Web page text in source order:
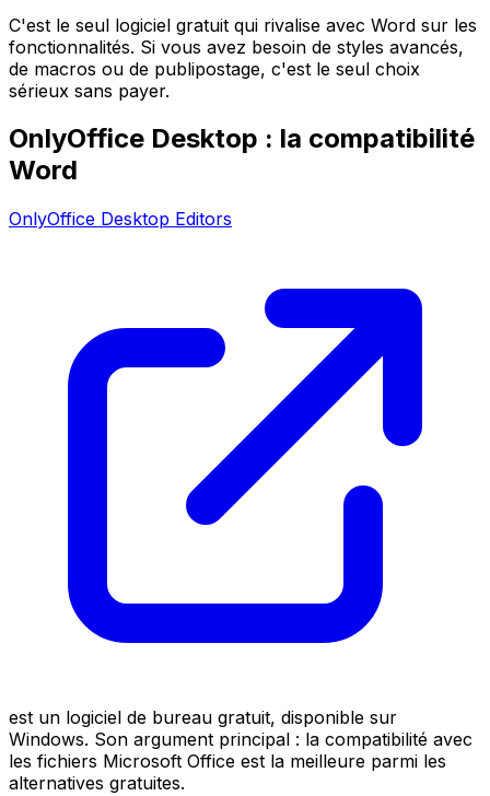
C'est le seul logiciel gratuit qui rivalise avec Word sur les
fonctionnalités. Si vous avez besoin de styles avancés,
de macros ou de publipostage, c'est le seul choix
sérieux sans payer.
OnlyOffice Desktop : la compatibilité
Word
OnlyOffice Desktop Editors
est un logiciel de bureau gratuit, disponible sur
Windows. Son argument principal : la compatibilité avec
les fichiers Microsoft Office est la meilleure parmi les
alternatives gratuites.